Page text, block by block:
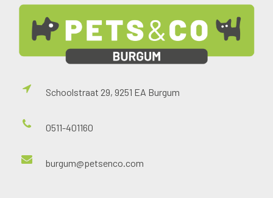
Schoolstraat 29, 9251 EA Burgum
0511-401160
burgum@petsenco.com